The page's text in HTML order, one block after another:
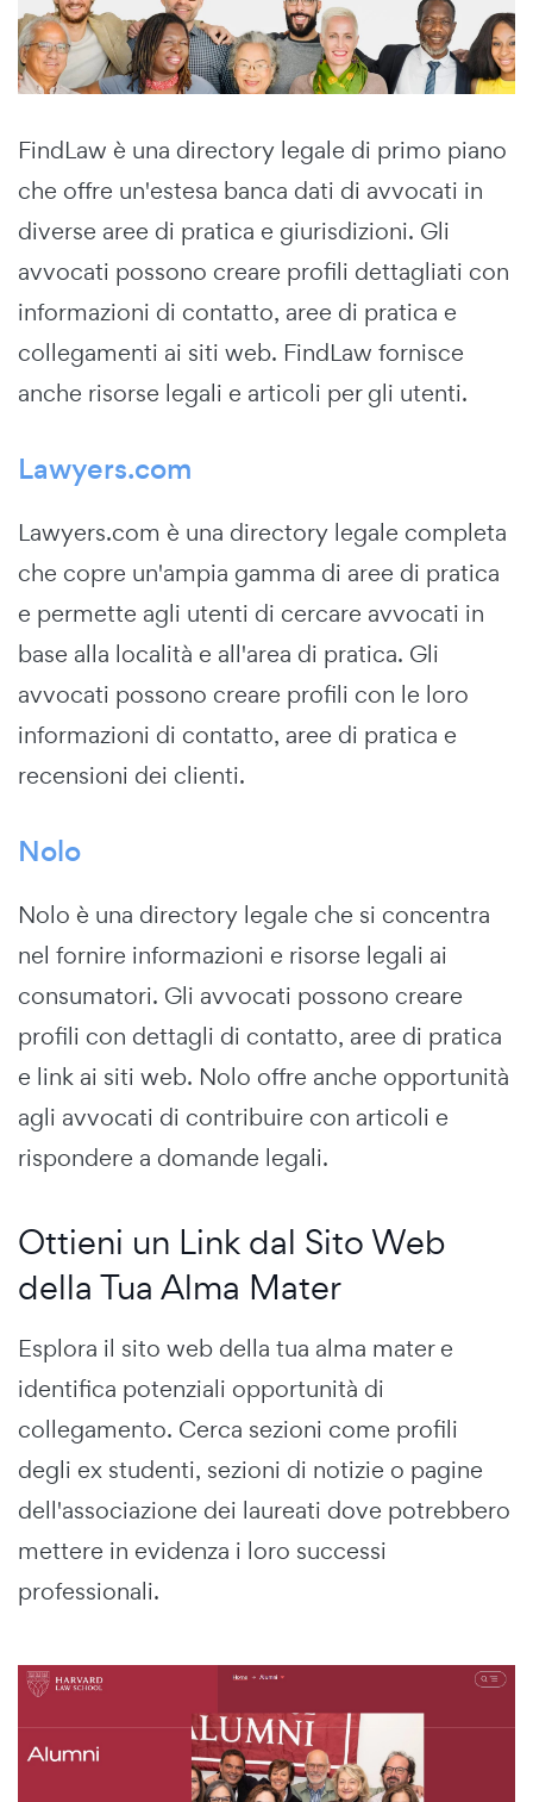
FindLaw è una directory legale di primo piano
che offre un'estesa banca dati di avvocati in
diverse aree di pratica e giurisdizioni. Gli
avvocati possono creare profili dettagliati con
informazioni di contatto, aree di pratica e
collegamenti ai siti web. FindLaw fornisce
anche risorse legali e articoli per gli utenti.
Lawyers.com
Lawyers.com è una directory legale completa
che copre un'ampia gamma di aree di pratica
e permette agli utenti di cercare avvocati in
base alla località e all'area di pratica. Gli
avvocati possono creare profili con le loro
informazioni di contatto, aree di pratica e
recensioni dei clienti.
Nolo
Nolo è una directory legale che si concentra
nel fornire informazioni e risorse legali ai
consumatori. Gli avvocati possono creare
profili con dettagli di contatto, aree di pratica
e link ai siti web. Nolo offre anche opportunità
agli avvocati di contribuire con articoli e
rispondere a domande legali.
Ottieni un Link dal Sito Web
della Tua Alma Mater
Esplora il sito web della tua alma mater e
identifica potenziali opportunità di
collegamento. Cerca sezioni come profili
degli ex studenti, sezioni di notizie o pagine
dell'associazione dei laureati dove potrebbero
mettere in evidenza i loro successi
professionali.